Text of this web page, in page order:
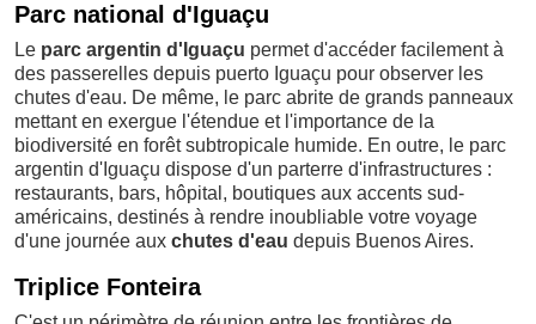
Parc national d'Iguaçu
Le parc argentin d'Iguaçu permet d'accéder facilement à
des passerelles depuis puerto Iguaçu pour observer les
chutes d'eau. De même, le parc abrite de grands panneaux
mettant en exergue l'étendue et l'importance de la
biodiversité en forêt subtropicale humide. En outre, le parc
argentin d'Iguaçu dispose d'un parterre d'infrastructures :
restaurants, bars, hôpital, boutiques aux accents sud-
américains, destinés à rendre inoubliable votre voyage
d'une journée aux chutes d'eau depuis Buenos Aires.
Triplice Fonteira